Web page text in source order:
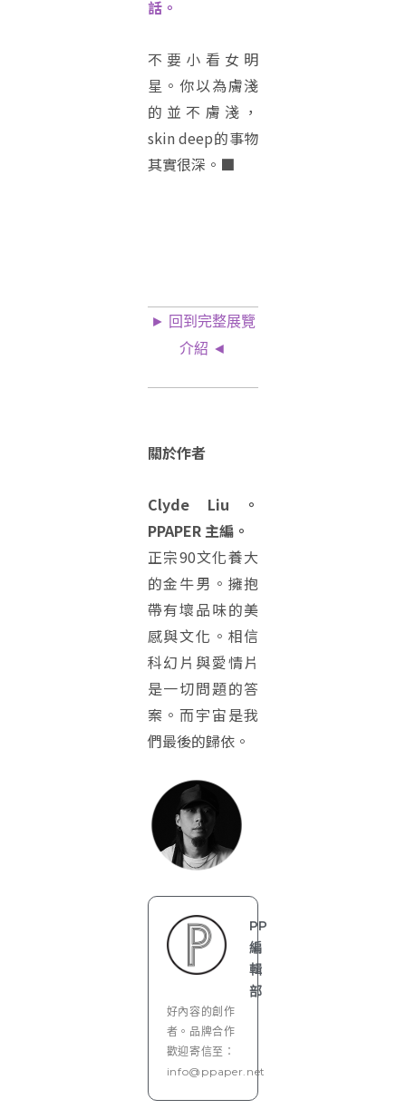
話。
不要小看女明
星。你以為膚淺
的並不膚淺，
skin deep的事物
其實很深。■
► 回到完整展覽
介紹 ◄
關於作者
Clyde Liu。
PPAPER 主編。
正宗90文化養大
的金牛男。擁抱
帶有壞品味的美
感與文化。相信
科幻片與愛情片
是一切問題的答
案。而宇宙是我
們最後的歸依。
PP
編
輯
部
好內容的創作
者。品牌合作
歡迎寄信至：
info@ppaper.net